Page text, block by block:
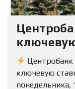
Центробанк
ключевую
понедельника,